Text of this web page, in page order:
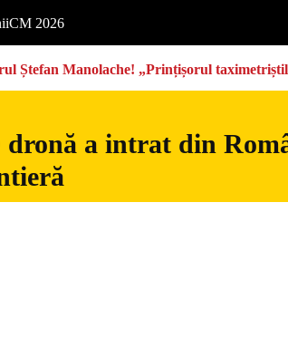
CM 2026
Ștefan Manolache! „Prințișorul
a intrat din